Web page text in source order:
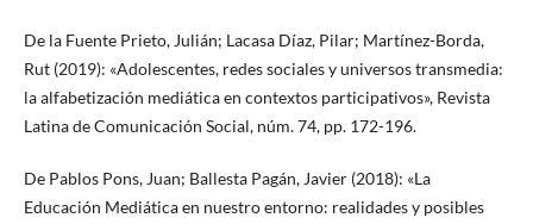
De la Fuente Prieto, Julián; Lacasa Díaz, Pilar; Martínez-Borda,
Rut (2019): «Adolescentes, redes sociales y universos transmedia:
la alfabetización mediática en contextos participativos», Revista
Latina de Comunicación Social, núm. 74, pp. 172-196.
De Pablos Pons, Juan; Ballesta Pagán, Javier (2018): «La
Educación Mediática en nuestro entorno: realidades y posibles